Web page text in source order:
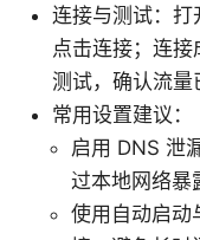
连接与测试：打
点击连接；连
测试，确认流量
常用设置建议：
启用 DNS 泄
过本地网络暴
使用自动启动